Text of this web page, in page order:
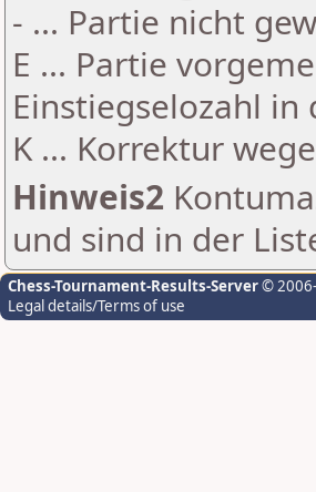
- ... Partie nicht
E ... Partie
Einstiegselozahl
K ... Korrektur
Hinweis2
und sind in der
Chess-Tournament-Results-Server©
Legal details/Terms of use